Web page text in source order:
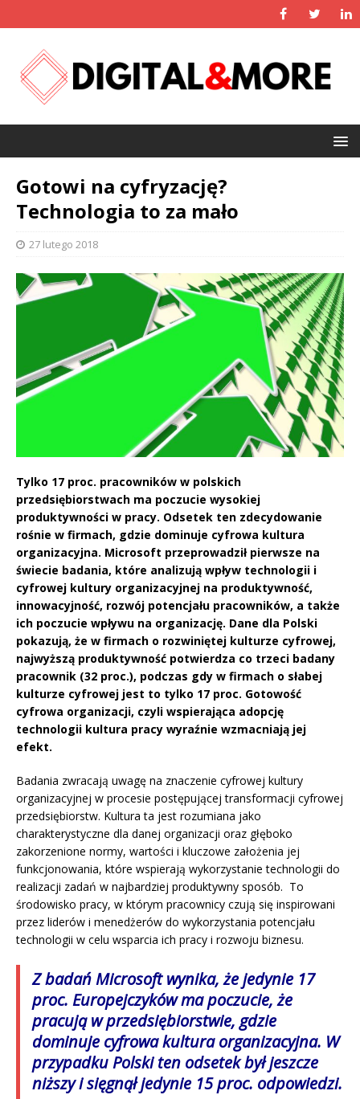
Gotowi na cyfryzację?
Technologia to za mało
27 lutego 2018
Tylko 17 proc. pracowników w polskich
przedsiębiorstwach ma poczucie wysokiej
produktywności w pracy. Odsetek ten zdecydowanie
rośnie w firmach, gdzie dominuje cyfrowa kultura
organizacyjna. Microsoft przeprowadził pierwsze na
świecie badania, które analizują wpływ technologii i
cyfrowej kultury organizacyjnej na produktywność,
innowacyjność, rozwój potencjału pracowników, a także
ich poczucie wpływu na organizację. Dane dla Polski
pokazują, że w firmach o rozwiniętej kulturze cyfrowej,
najwyższą produktywność potwierdza co trzeci badany
pracownik (32 proc.), podczas gdy w firmach o słabej
kulturze cyfrowej jest to tylko 17 proc. Gotowość
cyfrowa organizacji, czyli wspierająca adopcję
technologii kultura pracy wyraźnie wzmacniają jej
efekt.
Badania zwracają uwagę na znaczenie cyfrowej kultury
organizacyjnej w procesie postępującej transformacji cyfrowej
przedsiębiorstw. Kultura ta jest rozumiana jako
charakterystyczne dla danej organizacji oraz głęboko
zakorzenione normy, wartości i kluczowe założenia jej
funkcjonowania, które wspierają wykorzystanie technologii do
realizacji zadań w najbardziej produktywny sposób. To
środowisko pracy, w którym pracownicy czują się inspirowani
przez liderów i menedżerów do wykorzystania potencjału
technologii w celu wsparcia ich pracy i rozwoju biznesu.
Z badań Microsoft wynika, że jedynie 17
proc. Europejczyków ma poczucie, że
pracują w przedsiębiorstwie, gdzie
dominuje cyfrowa kultura organizacyjna. W
przypadku Polski ten odsetek był jeszcze
niższy i sięgnął jedynie 15 proc. odpowiedzi.